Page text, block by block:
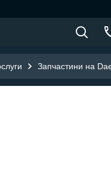
Запчастини на